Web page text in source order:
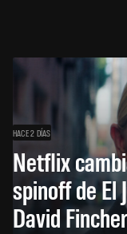
HACE 2 DÍAS
Netflix
spinoff de El
David Fincher